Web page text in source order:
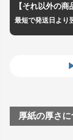
【それ以外の商
最短で発送日より
厚紙の厚さ